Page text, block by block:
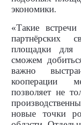
экономики.
«Такие
партнёрских
площадки
сможем
важно
кооперации
позволяет не
новые точки